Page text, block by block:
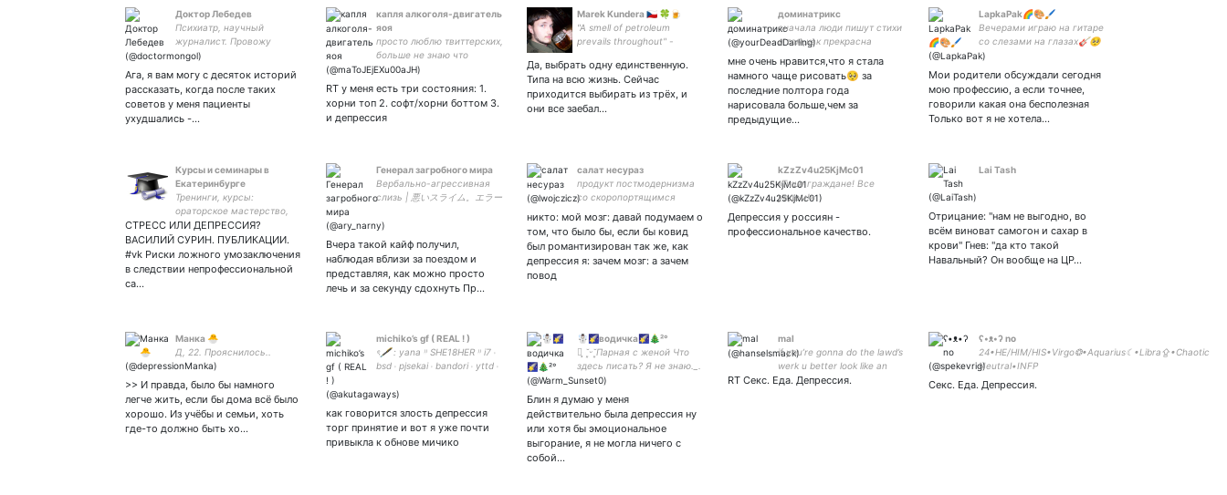
Доктор Лебедев
Психиатр, научный
журналист. Провожу
онлайн-консультации.
Ага, я вам могу с десяток историй
рассказать, когда после таких
советов у меня пациенты
ухудшались -…
капля алкоголя-двигатель
яоя
просто люблю твиттерских,
больше не знаю что
добавить✌🏻🦉♥️
RT у меня есть три состояния: 1.
хорни топ 2. софт/хорни боттом 3.
и депрессия
Marek Kundera 🇨🇿 🍀🍺
"A smell of petroleum
prevails throughout" -
Да, выбрать одну единственную.
Типа на всю жизнь. Сейчас
приходится выбирать из трёх, и
они все заебал…
доминатрикс
сначала люди пишут стихи
о том,как прекрасна
мёртвыми с пулей в виске
и пистолетом в
руке.убежище души на
этом кладбище разбитых
надежд
мне очень нравится,что я стала
намного чаще рисовать🥺 за
последние полтора года
нарисовала больше,чем за
предыдущие…
LapkaPak🌈🎨🖌️
Вечерами играю на гитаре
со слезами на глазах🎸🥺
Ночами рисую🎨🖌️ за
Мои родители обсуждали сегодня
мою профессию, а если точнее,
говорили какая она бесполезная
Только вот я не хотела…
Курсы и семинары в
Екатеринбурге
Тренинги, курсы:
ораторское мастерство,
техника речи,
имиджелогия, деловое
общение, этикет,
переговоры и продажи,
развитие уверенности в
СТРЕСС ИЛИ ДЕПРЕССИЯ?
ВАСИЛИЙ СУРИН. ПУБЛИКАЦИИ.
#vk Риски ложного умозаключения
в следствии непрофессиональной
са…
Генерал загробного мира
Вербально-агрессивная
слизь | 悪いスライム。エラー
РУС-ENG-日本語-PL | INFJ,
Вчера такой кайф получил,
наблюдая вблизи за поездом и
представляя, как можно просто
лечь и за секунду сдохнуть Пр…
салат несураз
продукт постмодернизма
со скоропортящимся
никто: мой мозг: давай подумаем о
том, что было бы, если бы ковид
был романтизирован так же, как
депрессия я: зачем мозг: а зачем
повод
kZzZv4u25KjMc01
«Тише граждане! Все
уедем!»
Депрессия у россиян -
профессиональное качество.
Lai Tash
Отрицание: "нам не выгодно, во
всём виноват самогон и сахар в
крови" Гнев: "да кто такой
Навальный? Он вообще на ЦР…
Манка 🐣
Д, 22. Прояснилось..
>> И правда, было бы намного
легче жить, если бы дома всё было
хорошо. Из учёбы и семьи, хоть
где-то должно быть хо…
michiko’s gf ( REAL ! )
ৎ🖋️ : yana ᵎᵎ SHE18HER ᵎᵎ i7 ˒
bsd ˒ pjsekai ˒ bandori ˒ yttd ˒
как говорится злость депрессия
торг принятие и вот я уже почти
привыкла к обнове мичико
☃️🌠водичка🌠🎄²°
┊͙ ˘͈ᵕ˘͈Парная с женой Что
здесь писать? Я не знаю._.
мульти-фандом, пишу о
пожалуйста? Закрытка:
Блин я думаю у меня
действительно была депрессия ну
или хотя бы эмоциональное
выгорание, я не могла ничего с
собой…
mal
if you’re gonna do the lawd’s
werk u better look like an
angel // she/her // gemini
RT Секс. Еда. Депрессия.
ʕ•ᴥ•ʔ no
24•HE/HIM/HIS•Virgo❂•Aquarius☾•Libra⇪•Chaotic
Neutral•INFP
Секс. Еда. Депрессия.